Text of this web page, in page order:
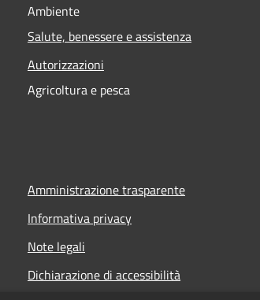
Ambiente
Salute, benessere e assistenza
Autorizzazioni
Agricoltura e pesca
Amministrazione trasparente
Informativa privacy
Note legali
Dichiarazione di accessibilità